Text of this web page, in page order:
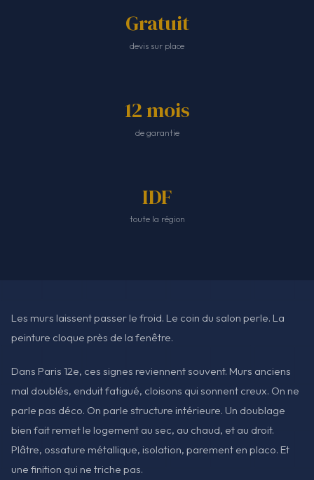
Gratuit
devis sur place
12 mois
de garantie
IDF
toute la région
Les murs laissent passer le froid. Le coin du salon perle. La
peinture cloque près de la fenêtre.
Dans Paris 12e, ces signes reviennent souvent. Murs anciens
mal doublés, enduit fatigué, cloisons qui sonnent creux. On ne
parle pas déco. On parle structure intérieure. Un doublage
bien fait remet le logement au sec, au chaud, et au droit.
Plâtre, ossature métallique, isolation, parement en placo. Et
une finition qui ne triche pas.